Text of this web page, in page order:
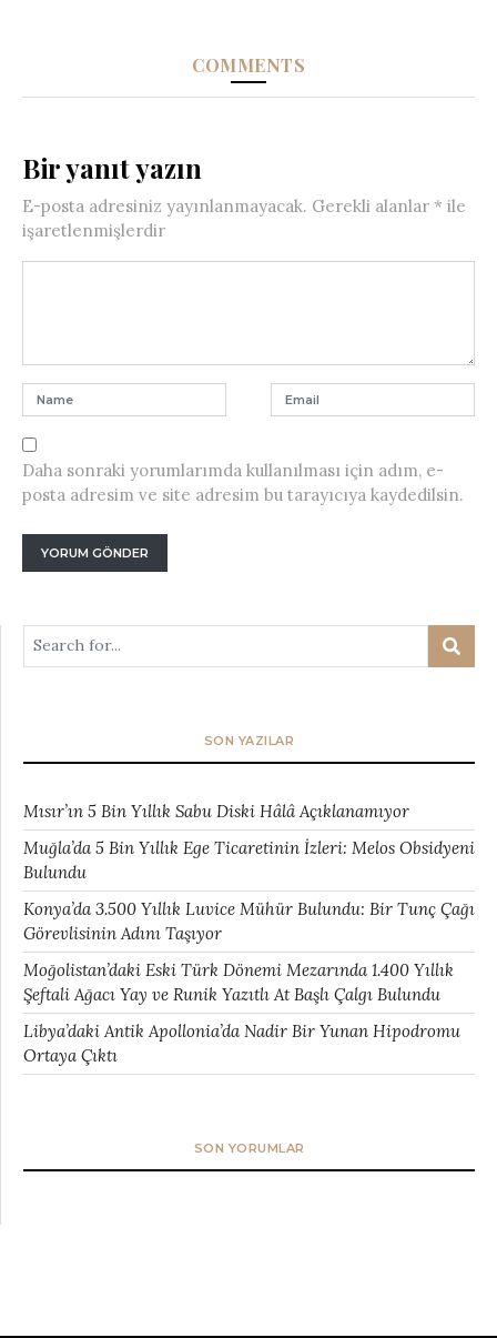
COMMENTS
Bir yanıt yazın
E-posta adresiniz yayınlanmayacak. Gerekli alanlar * ile
işaretlenmişlerdir
Daha sonraki yorumlarımda kullanılması için adım, e-
posta adresim ve site adresim bu tarayıcıya kaydedilsin.
SON YAZILAR
Mısır’ın 5 Bin Yıllık Sabu Diski Hâlâ Açıklanamıyor
Muğla’da 5 Bin Yıllık Ege Ticaretinin İzleri: Melos Obsidyeni
Bulundu
Konya’da 3.500 Yıllık Luvice Mühür Bulundu: Bir Tunç Çağı
Görevlisinin Adını Taşıyor
Moğolistan’daki Eski Türk Dönemi Mezarında 1.400 Yıllık
Şeftali Ağacı Yay ve Runik Yazıtlı At Başlı Çalgı Bulundu
Libya’daki Antik Apollonia’da Nadir Bir Yunan Hipodromu
Ortaya Çıktı
SON YORUMLAR